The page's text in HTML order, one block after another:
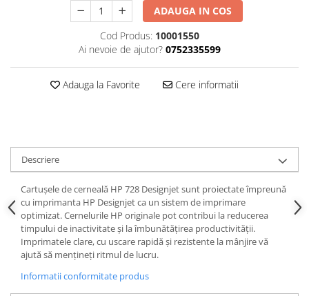
ADAUGA IN COS
Cod Produs: 10001550
Ai nevoie de ajutor? 0752335599
Adauga la Favorite Cere informatii
Descriere
Cartuşele de cerneală HP 728 Designjet sunt proiectate împreună
cu imprimanta HP Designjet ca un sistem de imprimare
optimizat. Cernelurile HP originale pot contribui la reducerea
timpului de inactivitate şi la îmbunătăţirea productivităţii.
Imprimatele clare, cu uscare rapidă şi rezistente la mânjire vă
ajută să menţineţi ritmul de lucru.
Informatii conformitate produs